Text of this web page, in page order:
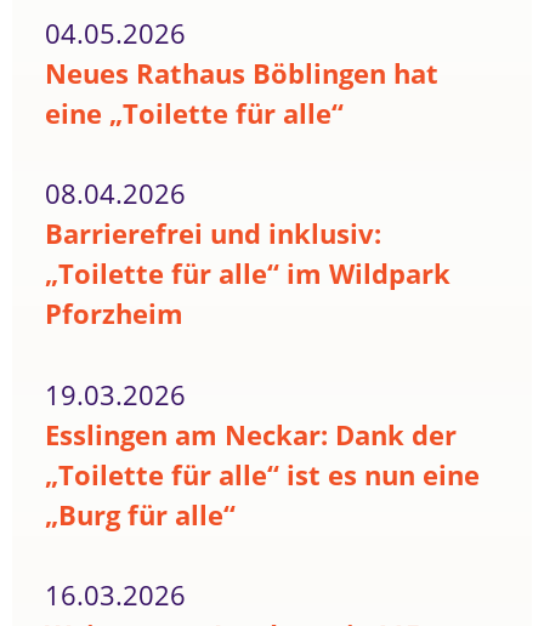
04.05.2026
Neues Rathaus Böblingen hat
eine „Toilette für alle“
08.04.2026
Barrierefrei und inklusiv:
„Toilette für alle“ im Wildpark
Pforzheim
19.03.2026
Esslingen am Neckar: Dank der
„Toilette für alle“ ist es nun eine
„Burg für alle“
16.03.2026